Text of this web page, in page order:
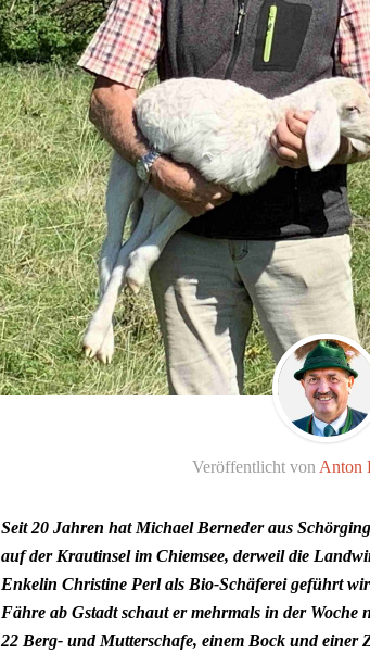
Veröffentlicht von Anton
Seit 20 Jahren hat Michael Berneder aus
auf der Krautinsel im Chiemsee, derweil die
Enkelin Christine Perl als Bio-Schäferei geführt
Fähre ab Gstadt schaut er mehrmals in der Woche
22 Berg- und Mutterschafe, einem Bock und einer